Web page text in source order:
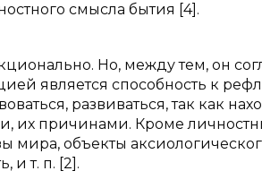
смысла бытия [4].
Но, между тем, он
является способность к
развиваться, так как
их причинами. Кроме
мира, объекты
и т. п. [2].